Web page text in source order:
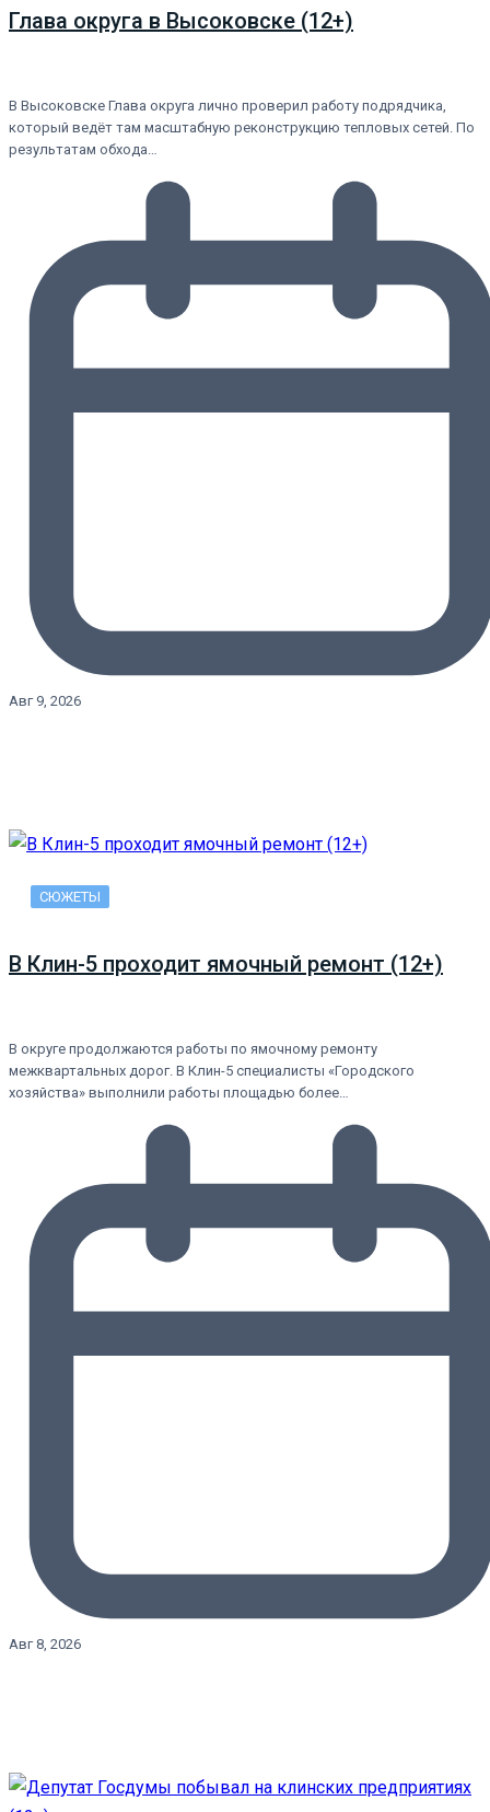
Глава округа в Высоковске (12+)
В Высоковске Глава округа лично проверил работу подрядчика,
который ведёт там масштабную реконструкцию тепловых сетей. По
результатам обхода…
Авг 9, 2026
СЮЖЕТЫ
В Клин-5 проходит ямочный ремонт (12+)
В округе продолжаются работы по ямочному ремонту
межквартальных дорог. В Клин-5 специалисты «Городского
хозяйства» выполнили работы площадью более…
Авг 8, 2026